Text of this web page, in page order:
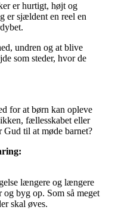
er hurtigt, højt og
er sjældent en reel en
undren og at blive
som steder, hvor de
for at børn kan opleve
fællesskabet eller
Gud til at møde barnet?
længere og længere
byg op. Som så meget
skal øves.